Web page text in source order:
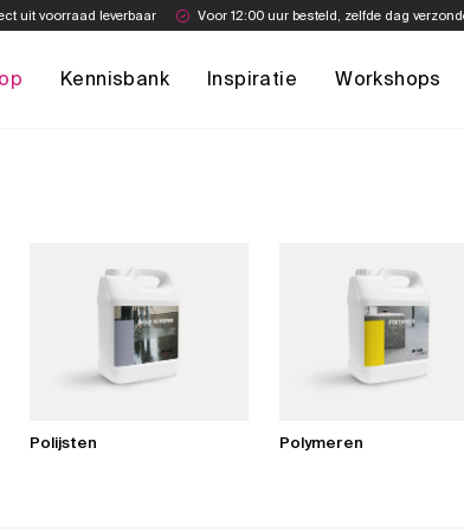
uit voorraad leverbaar Voor 12:00 uur besteld, zelfde dag
Kennisbank Inspiratie Workshops
Polijsten Polymeren